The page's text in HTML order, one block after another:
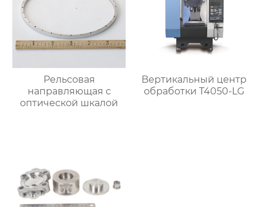
Рельсовая
направляющая с
оптической шкалой
Bертикальный центр
обработки T4050-LG